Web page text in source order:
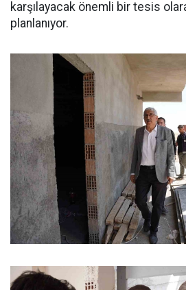
karşılayacak önemli bir tesis
planlanıyor.